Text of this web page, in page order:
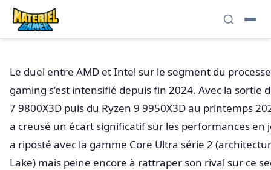
Le duel entre AMD et Intel sur le segment du
gaming s’est intensifié depuis fin 2024. Avec la sortie
7 9800X3D puis du Ryzen 9 9950X3D au printemps
a creusé un écart significatif sur les performances en
a riposté avec la gamme Core Ultra série 2
Lake) mais peine encore à rattraper son rival sur ce